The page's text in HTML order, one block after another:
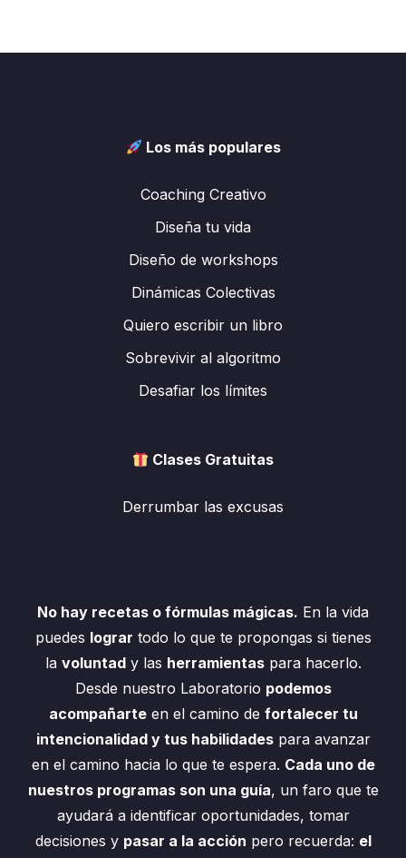
Los más populares
Coaching Creativo
Diseña tu vida
Diseño de workshops
Dinámicas Colectivas
Quiero escribir un libro
Sobrevivir al algoritmo
Desafiar los límites
Clases Gratuitas
Derrumbar las excusas
No hay recetas o fórmulas mágicas. En la vida
puedes lograr todo lo que te propongas si tienes
la voluntady las herramientaspara hacerlo.
Desde nuestro Laboratorio podemos
acompañarteen el camino de fortalecer tu
intencionalidad y tus habilidadespara avanzar
en el camino hacia lo que te espera. Cada uno de
nuestros programas son una guía, un faro que te
ayudará a identificar oportunidades, tomar
decisiones y pasar a la acción pero recuerda: el